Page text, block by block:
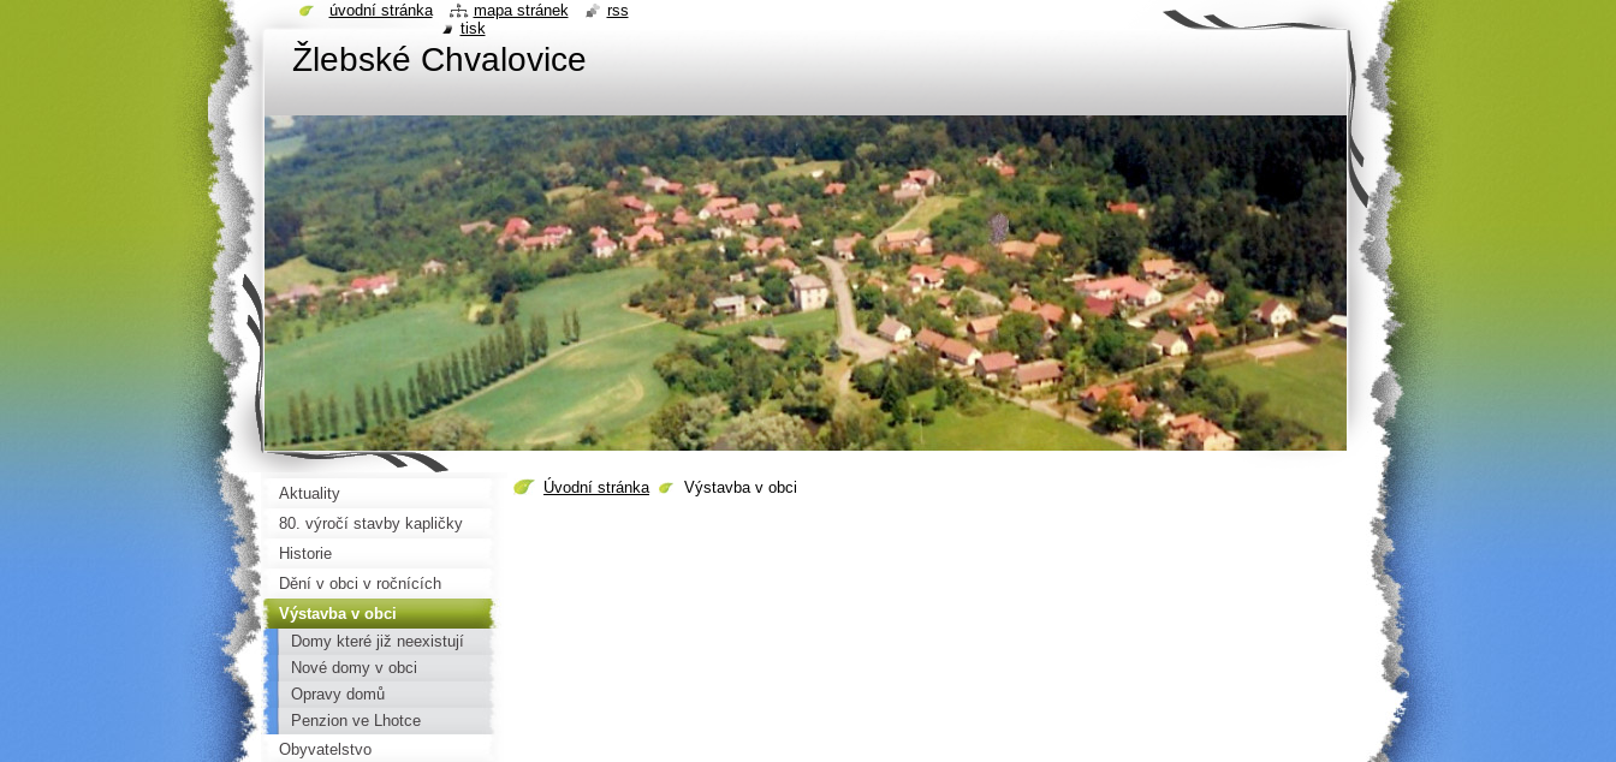
Žlebské Chvalovice
Úvodní stránka Výstavba v obci
Aktuality
80. výročí stavby kapličky
Historie
Dění v obci v ročnících
Výstavba v obci
Domy které již neexistují
Nové domy v obci
Opravy domů
Penzion ve Lhotce
Obyvatelstvo
úvodní stránka mapa stránek
rss
tisk